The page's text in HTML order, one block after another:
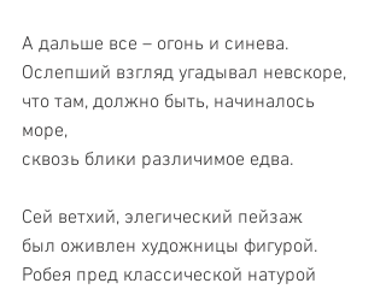
А дальше все – огонь и синева.
Ослепший взгляд угадывал невскоре,
что там, должно быть, начиналось
море,
сквозь блики различимое едва.
Сей ветхий, элегический пейзаж
был оживлен художницы фигурой.
Робея пред классической натурой